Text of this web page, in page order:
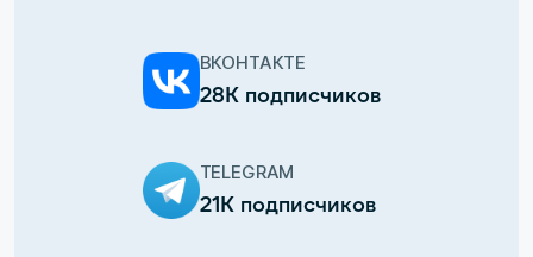
ВКОНТАКТЕ
28К подписчиков
TELEGRAM
21К подписчиков